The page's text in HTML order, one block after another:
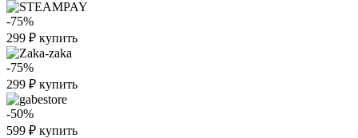
-75%
299 ₽ купить
-75%
299 ₽ купить
-50%
599 ₽ купить